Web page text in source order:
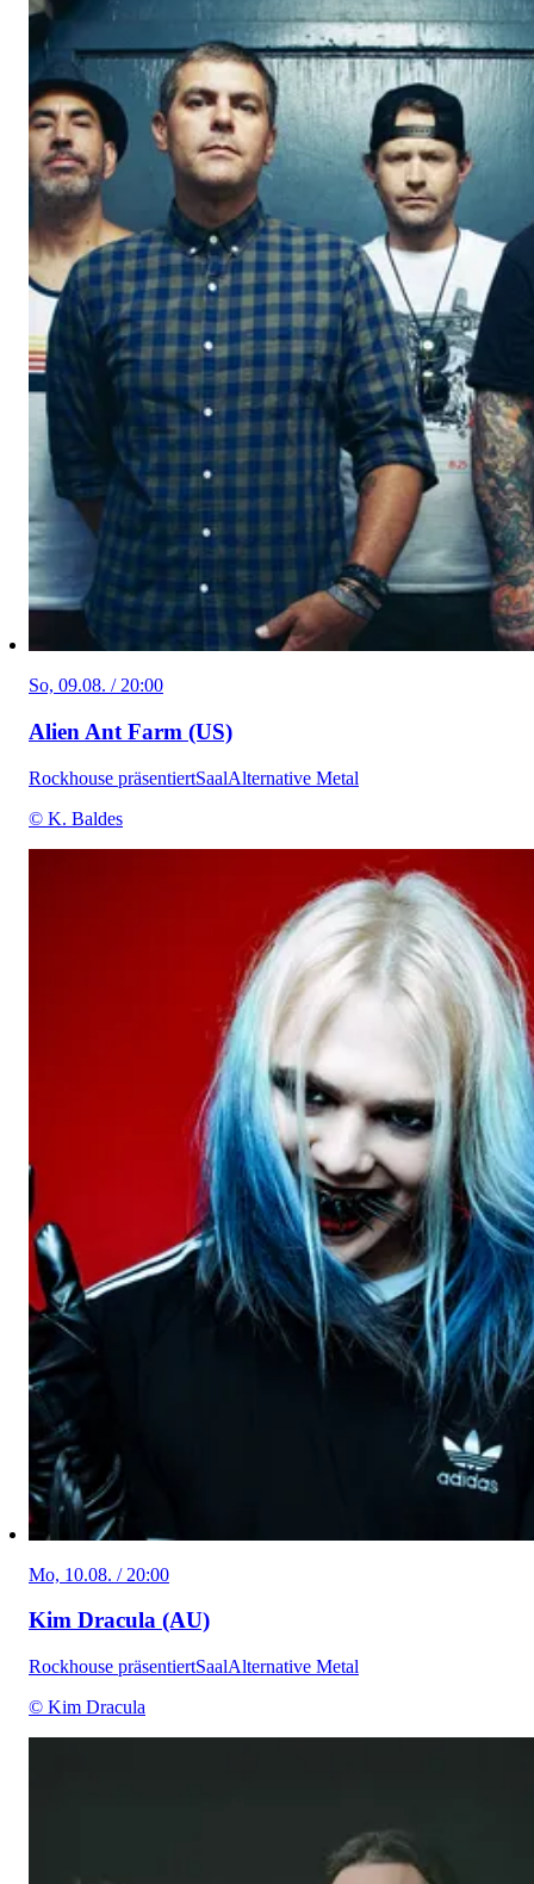
So, 09.08. / 20:00
Alien Ant Farm (US)
Rockhouse präsentiertSaalAlternative Metal
© K. Baldes
Mo, 10.08. / 20:00
Kim Dracula (AU)
Rockhouse präsentiertSaalAlternative Metal
© Kim Dracula